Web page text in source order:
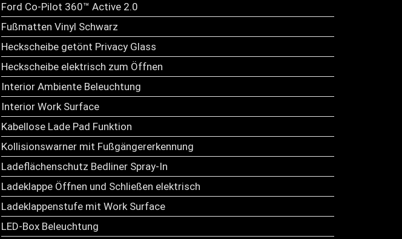
Ford Co-Pilot 360™ Active 2.0
Fußmatten Vinyl Schwarz
Heckscheibe getönt Privacy Glass
Heckscheibe elektrisch zum Öffnen
Interior Ambiente Beleuchtung
Interior Work Surface
Kabellose Lade Pad Funktion
Kollisionswarner mit Fußgängererkennung
Ladeflächenschutz Bedliner Spray-In
Ladeklappe Öffnen und Schließen elektrisch
Ladeklappenstufe mit Work Surface
LED-Box Beleuchtung